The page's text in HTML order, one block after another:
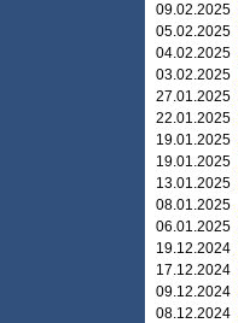
09.02.2025
05.02.2025
04.02.2025
03.02.2025
27.01.2025
22.01.2025
19.01.2025
19.01.2025
13.01.2025
08.01.2025
06.01.2025
19.12.2024
17.12.2024
09.12.2024
08.12.2024